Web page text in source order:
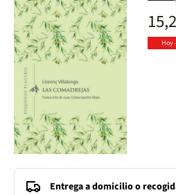
Hoy
Entrega a domicilio o